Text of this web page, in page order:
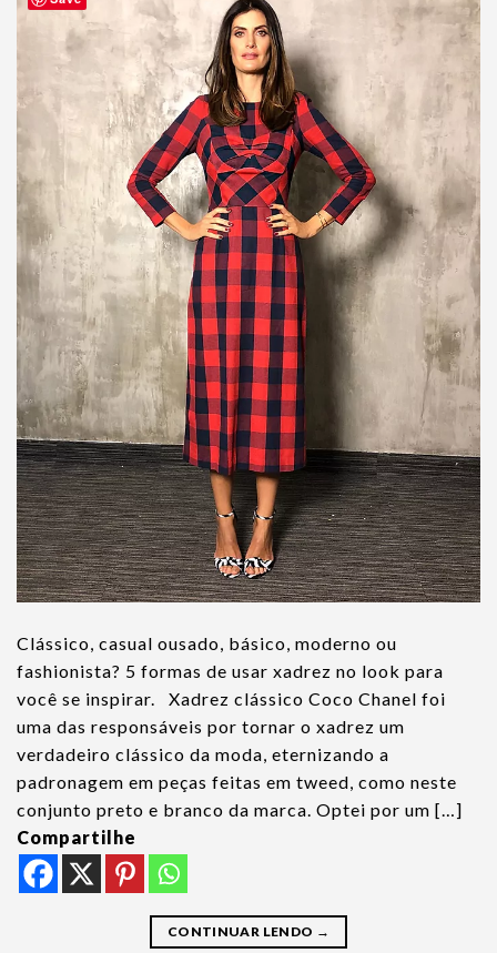
Clássico, casual ousado, básico, moderno ou
fashionista? 5 formas de usar xadrez no look para
você se inspirar. Xadrez clássico Coco Chanel foi
uma das responsáveis por tornar o xadrez um
verdadeiro clássico da moda, eternizando a
padronagem em peças feitas em tweed, como neste
conjunto preto e branco da marca. Optei por um […]
Compartilhe
CONTINUAR LENDO →